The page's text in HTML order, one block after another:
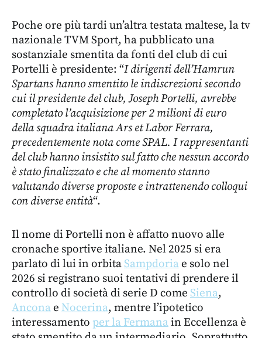
Poche ore più tardi un’altra testata maltese, la tv
nazionale TVM Sport, ha pubblicato una
sostanziale smentita da fonti del club di cui
Portelli è presidente: “I dirigenti dell’Hamrun
Spartans hanno smentito le indiscrezioni secondo
cui il presidente del club, Joseph Portelli, avrebbe
completato l’acquisizione per 2 milioni di euro
della squadra italiana Ars et Labor Ferrara,
precedentemente nota come SPAL. I rappresentanti
del club hanno insistito sul fatto che nessun accordo
è stato finalizzato e che al momento stanno
valutando diverse proposte e intrattenendo colloqui
con diverse entità“.
Il nome di Portelli non è affatto nuovo alle
cronache sportive italiane. Nel 2025 si era
parlato di lui in orbita Sampdoriae solo nel
2026 si registrano suoi tentativi di prendere il
controllo di società di serie D come Siena,
Anconae Nocerina, mentre l’ipotetico
interessamento per la Fermanain Eccellenza è